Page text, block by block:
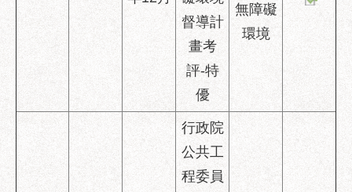
私
資
訊
督導計
畫考
評-特
優
無障礙
環境
行政院
公共工
程委員